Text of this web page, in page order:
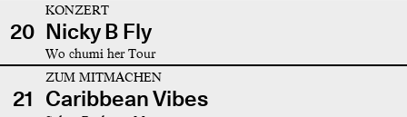
20
KONZERT
Nicky B Fly
Wo chumi her Tour
21
ZUM MITMACHEN
Caribbean Vibes